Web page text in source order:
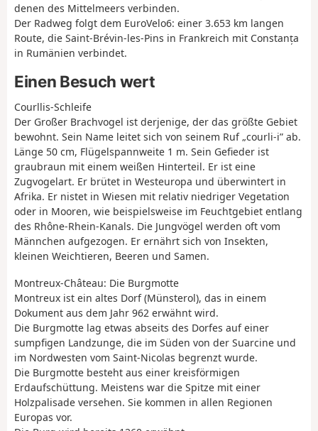
denen des Mittelmeers verbinden.
Der Radweg folgt dem EuroVelo6: einer 3.653 km langen
Route, die Saint-Brévin-les-Pins in Frankreich mit Constanța
in Rumänien verbindet.
Einen Besuch wert
Courllis-Schleife
Der Großer Brachvogel ist derjenige, der das größte Gebiet
bewohnt. Sein Name leitet sich von seinem Ruf „courli-i” ab.
Länge 50 cm, Flügelspannweite 1 m. Sein Gefieder ist
graubraun mit einem weißen Hinterteil. Er ist eine
Zugvogelart. Er brütet in Westeuropa und überwintert in
Afrika. Er nistet in Wiesen mit relativ niedriger Vegetation
oder in Mooren, wie beispielsweise im Feuchtgebiet entlang
des Rhône-Rhein-Kanals. Die Jungvögel werden oft vom
Männchen aufgezogen. Er ernährt sich von Insekten,
kleinen Weichtieren, Beeren und Samen.
Montreux-Château: Die Burgmotte
Montreux ist ein altes Dorf (Münsterol), das in einem
Dokument aus dem Jahr 962 erwähnt wird.
Die Burgmotte lag etwas abseits des Dorfes auf einer
sumpfigen Landzunge, die im Süden von der Suarcine und
im Nordwesten vom Saint-Nicolas begrenzt wurde.
Die Burgmotte besteht aus einer kreisförmigen
Erdaufschüttung. Meistens war die Spitze mit einer
Holzpalisade versehen. Sie kommen in allen Regionen
Europas vor.